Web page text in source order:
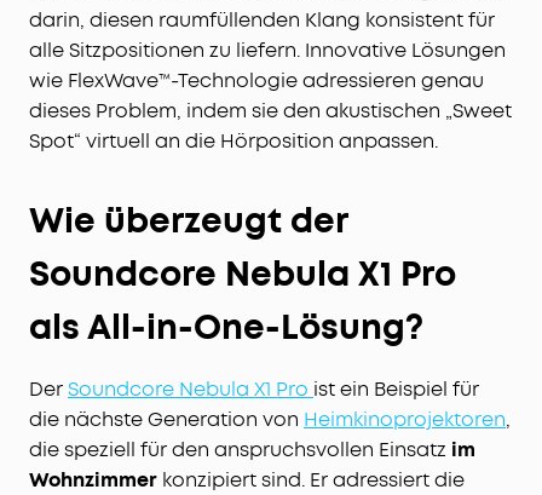
darin, diesen raumfüllenden Klang konsistent für
alle Sitzpositionen zu liefern. Innovative Lösungen
wie FlexWave™-Technologie adressieren genau
dieses Problem, indem sie den akustischen „Sweet
Spot“ virtuell an die Hörposition anpassen.
Wie überzeugt der
Soundcore Nebula X1 Pro
als All-in-One-Lösung?
Der Soundcore Nebula X1 Pro ist ein Beispiel für
die nächste Generation von Heimkinoprojektoren,
die speziell für den anspruchsvollen Einsatz im
Wohnzimmer konzipiert sind. Er adressiert die